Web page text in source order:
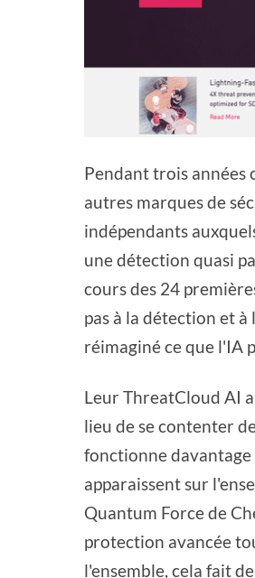
Pendant trois années
autres marques de
indépendants
une détection quasi
cours des 24
pas à la détection et
réimaginé ce que l'IA
Leur ThreatCloud AI
lieu de se contenter
fonctionne
apparaissent sur
Quantum Force de
protection avancée
l'ensemble, cela fait